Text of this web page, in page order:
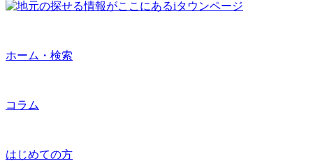
ホーム・検索
コラム
はじめての方